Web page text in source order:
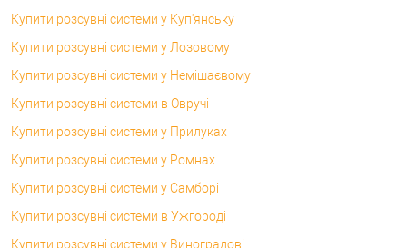
Купити розсувні системи у Куп'янську
Купити розсувні системи у Лозовому
Купити розсувні системи у Немішаєвому
Купити розсувні системи в Овручі
Купити розсувні системи у Прилуках
Купити розсувні системи у Ромнах
Купити розсувні системи у Самборі
Купити розсувні системи в Ужгороді
Купити розсувні системи у Виноградові